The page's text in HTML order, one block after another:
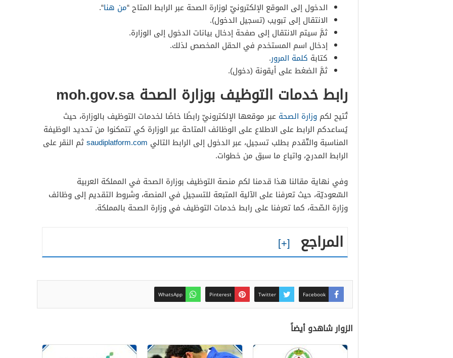
الدخول إلى الموقع الإلكترونيّ لوزارة الصحة عبر الرابط المتاح “من هنا“.
الانتقال إلى تبويب (تسجيل الدخول).
ثمَّ سيتم الانتقال إلى صفحة إدخال بيانات الدخول إلى الوزارة.
إدخال اسم المستخدم في الحقل المخصص لذلك.
كتابة كلمة المرور.
ثمَّ الضغط على أيقونة (دخول).
رابط خدمات التوظيف بوزارة الصحة moh.gov.sa
تُتيح لكم وزارة الصحة عبر موقعها الإلكترونيّ رابطًا خاصًا لخدمات التوظيف بالوزارة، حيث
يُساعدكم الرابط على الاطلاع على الوظائف المتاحة عبر الوزارة كي تتمكنوا من تحديد الوظيفة
المناسبة والتّقدم بطلب تسجيل، عبر الدخول إلى الرابط التالي saudiplatform.comثم النقر على
الرابط المدرج، واتباع ما سبق من خطوات.
وفي نهاية مقالنا هذا قدمنا لكم منصة التوظيف بوزارة الصحة في المملكة العربية
السّعوديّة، حيث تعرفنا على الآلية المتبعة للتسجيل في المنصة، وشروط التقديم إلى وظائف
وزارة الصّحة، كما تعرفنا على رابط خدمات التوظيف في وزارة الصحة بالمملكة.
المراجع
Facebook
Twitter
Pinterest
WhatsApp
الزوار شاهدو أيضاً